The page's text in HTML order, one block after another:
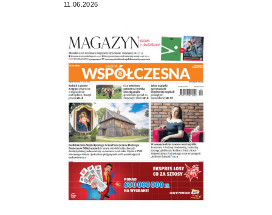
11.06.2026